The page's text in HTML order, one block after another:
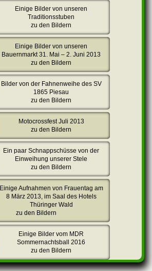
Einige Bilder von unseren
Traditionsstuben
zu den Bildern
Einige Bilder von unseren
Bauernmarkt 31. Mai – 2. Juni 2013
zu den Bildern
Bilder von der Fahnenweihe des SV
1865 Piesau
zu den Bildern
Motocrossfest Juli 2013
zu den Bildern
Ein paar Schnappschüsse von der
Einweihung unserer Stele
zu den Bildern
Einige Aufnahmen von Frauentag am
8 März 2013, im Saal des Hotels
Thüringer Wald
zu den Bildern
Einige Bilder vom MDR
Sommernachtsball 2016
zu den Bildern